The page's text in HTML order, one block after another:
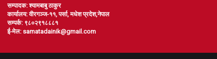
सम्पादक: श्यामबाबु ठाकुर
कार्यालय: वीरगञ्ज-११, पर्सा, मधेश प्रदेश,नेपाल
सम्पर्क: ९८०२९१८८८१
ई-मेल: samatadainik@gmail.com